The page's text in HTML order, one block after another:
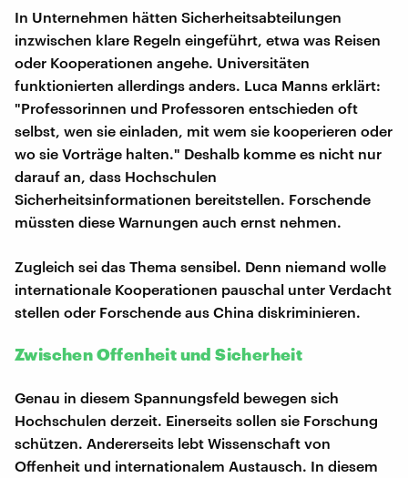
In Unternehmen hätten Sicherheitsabteilungen
inzwischen klare Regeln eingeführt, etwa was Reisen
oder Kooperationen angehe. Universitäten
funktionierten allerdings anders. Luca Manns erklärt:
"Professorinnen und Professoren entschieden oft
selbst, wen sie einladen, mit wem sie kooperieren oder
wo sie Vorträge halten." Deshalb komme es nicht nur
darauf an, dass Hochschulen
Sicherheitsinformationen bereitstellen. Forschende
müssten diese Warnungen auch ernst nehmen.
Zugleich sei das Thema sensibel. Denn niemand wolle
internationale Kooperationen pauschal unter Verdacht
stellen oder Forschende aus China diskriminieren.
Zwischen Offenheit und Sicherheit
Genau in diesem Spannungsfeld bewegen sich
Hochschulen derzeit. Einerseits sollen sie Forschung
schützen. Andererseits lebt Wissenschaft von
Offenheit und internationalem Austausch. In diesem